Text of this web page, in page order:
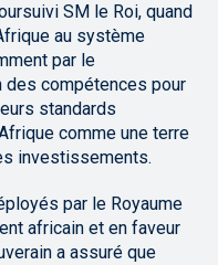
SM le Roi, quand
au système
par le
des compétences pour
standards
comme une terre
investissements.
par le Royaume
africain et en faveur
a assuré que